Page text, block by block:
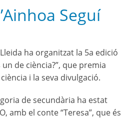
Seguí
ha organitzat la 5a edició
de ciència?”, que premia
i la seva divulgació.
de secundària ha estat
amb el conte “Teresa”, que és